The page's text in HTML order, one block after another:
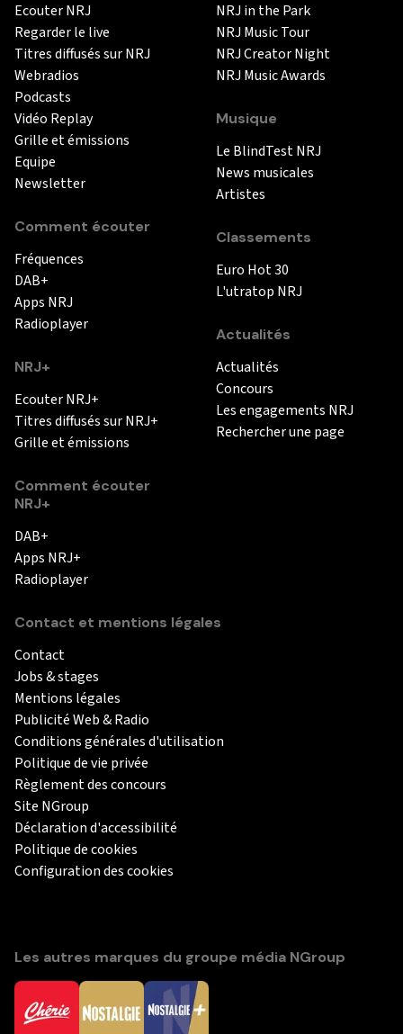
Ecouter NRJ
Regarder le live
Titres diffusés sur NRJ
Webradios
Podcasts
Vidéo Replay
Grille et émissions
Equipe
Newsletter
Comment écouter
Fréquences
DAB+
Apps NRJ
Radioplayer
NRJ+
Ecouter NRJ+
Titres diffusés sur NRJ+
Grille et émissions
Comment écouter
NRJ+
DAB+
Apps NRJ+
Radioplayer
NRJ in the Park
NRJ Music Tour
NRJ Creator Night
NRJ Music Awards
Musique
Le BlindTest NRJ
News musicales
Artistes
Classements
Euro Hot 30
L'utratop NRJ
Actualités
Actualités
Concours
Les engagements NRJ
Rechercher une page
Contact et mentions légales
Contact
Jobs & stages
Mentions légales
Publicité Web & Radio
Conditions générales d'utilisation
Politique de vie privée
Règlement des concours
Site NGroup
Déclaration d'accessibilité
Politique de cookies
Configuration des cookies
Les autres marques du groupe média NGroup